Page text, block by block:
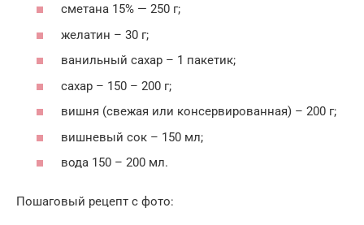
сметана 15% — 250 г;
желатин – 30 г;
ванильный сахар – 1 пакетик;
сахар – 150 – 200 г;
вишня (свежая или консервированная) – 200 г;
вишневый сок – 150 мл;
вода 150 – 200 мл.
Пошаговый рецепт с фото: